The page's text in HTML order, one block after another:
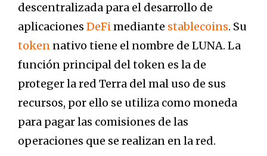
descentralizada para el desarrollo de
aplicaciones DeFimediante stablecoins. Su
token nativo tiene el nombre de LUNA. La
función principal del token es la de
proteger la red Terra del mal uso de sus
recursos, por ello se utiliza como moneda
para pagar las comisiones de las
operaciones que se realizan en la red.